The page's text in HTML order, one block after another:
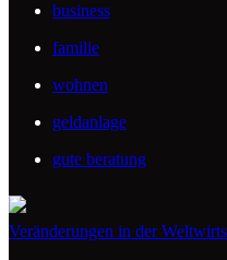
business
familie
wohnen
geldanlage
gute beratung
Veränderungen in der